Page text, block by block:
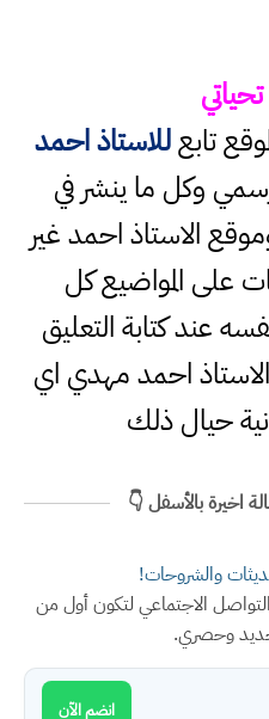
تابعللاستاذ احمد
وكل ما ينشر في
الاستاذ احمد غير
على المواضيع كل
كتابة التعليق
احمد مهدي اي
حيال ذلك
اخيرة بالأسفل 👇
والشروحات!
الاجتماعي لتكون أول من
وحصري.
انضم الآن